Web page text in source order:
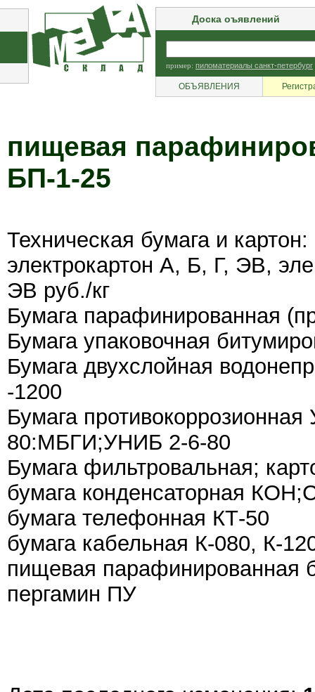
Доска оъявлений
пример: пиломатериалы санкт-петербург
ОБЪЯВЛЕНИЯ
пищевая
БП-1-25
Техническая бумага и картон:
электрокартон А, Б, Г, ЭВ,
ЭВ руб./кг
Бумага парафинированная
Бумага упаковочная
Бумага двухслойная
-1200
Бумага
80:МБГИ;УНИБ 2-6-80
Бумага фильтровальная;
бумага конденсаторная
бумага телефонная КТ-50
бумага кабельная К-080, К-
пищевая парафинированная
пергамин ПУ